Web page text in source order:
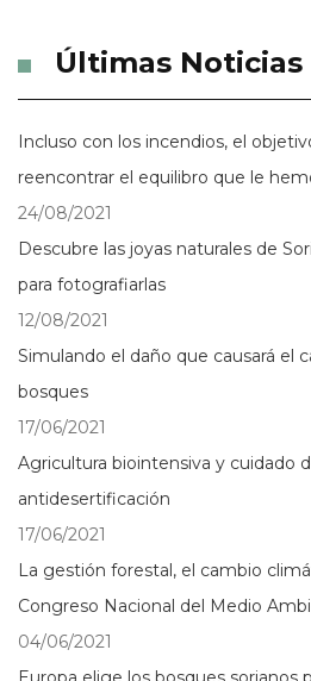
Últimas Noticias
Incluso con los incendios, el
reencontrar el equilibro que le
24/08/2021
Descubre las joyas naturales de
para fotografiarlas
12/08/2021
Simulando el daño que causará el
bosques
17/06/2021
Agricultura biointensiva y cuidado
antidesertificación
17/06/2021
La gestión forestal, el cambio
Congreso Nacional del Medio
04/06/2021